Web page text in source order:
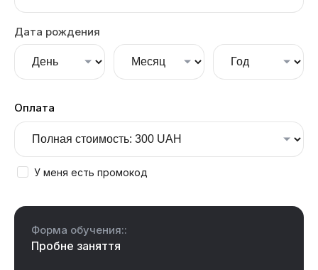
Дата рождения
Оплата
У меня есть промокод
Форма обучения::
Пробне заняття